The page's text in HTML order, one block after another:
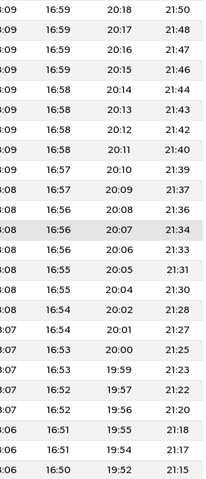
16:59 20:18
21:50
16:59 20:17
21:48
16:59 20:16
21:47
16:59 20:15
21:46
16:58 20:14
21:44
16:58 20:13
21:43
16:58 20:12
21:42
16:58 20:11
21:40
16:57 20:10
21:39
16:57 20:09
21:37
16:56 20:08
21:36
16:56 20:07
21:34
16:56 20:06
21:33
16:55 20:05
21:31
16:55 20:04
21:30
16:54 20:02
21:28
16:54 20:01
21:27
16:53 20:00
21:25
16:53 19:59
21:23
16:52 19:57
21:22
16:52 19:56
21:20
16:51 19:55
21:18
16:51 19:54
21:17
16:50 19:52
21:15